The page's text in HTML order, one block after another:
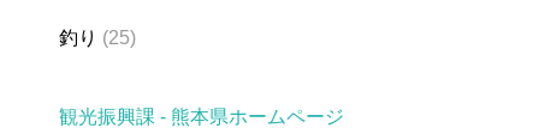
釣り (25)
観光振興課 - 熊本県ホームページ